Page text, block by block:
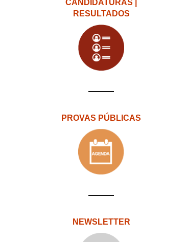
CANDIDATURAS |
RESULTADOS
PROVAS PÚBLICAS
NEWSLETTER